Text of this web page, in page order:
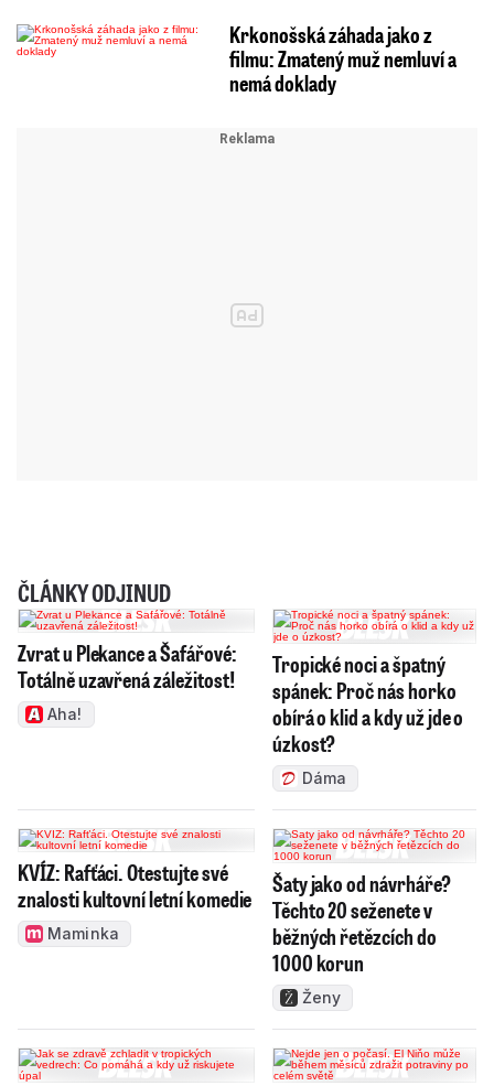
Krkonošská záhada jako z
filmu: Zmatený muž nemluví a
nemá doklady
ČLÁNKY ODJINUD
Zvrat u Plekance a Šafářové:
Totálně uzavřená záležitost!
Aha!
Tropické noci a špatný
spánek: Proč nás horko
obírá o klid a kdy už jde o
úzkost?
Dáma
KVÍZ: Rafťáci. Otestujte své
znalosti kultovní letní komedie
Maminka
Šaty jako od návrháře?
Těchto 20 seženete v
běžných řetězcích do
1000 korun
Ženy